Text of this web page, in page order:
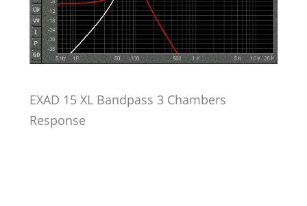
EXAD 15 XL Bandpass 3 Chambers
Response